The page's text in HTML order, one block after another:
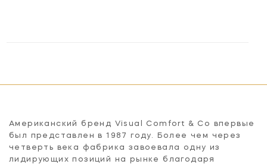
Американский бренд Visual Comfort & Co впервые
был представлен в 1987 году. Более чем через
четверть века фабрика завоевала одну из
лидирующих позиций на рынке благодаря